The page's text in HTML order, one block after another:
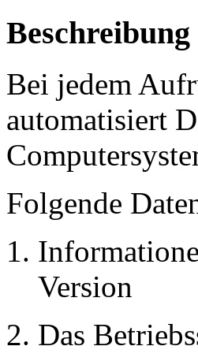
Bei jedem
automatisiert
Folgende
Version
Das